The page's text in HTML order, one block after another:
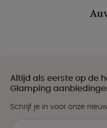
Altijd als eerste op de
Glamping
Schrijf je in voor onze